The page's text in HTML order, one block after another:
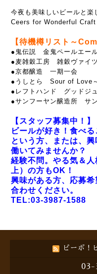
今夜も美味しいビールと楽
Ceers for Wonderful
【待機樽リスト～
●鬼伝説 金鬼ペールエー
●麦雑穀工房 雑穀ヴァイ
●京都醸造 一期一会
●うしとら Sour of Love
●レフトハンド グッドジ
●サンフーヤン醸造所 サ
【スタッフ募集中！】
ビールが好き！食べ
という方、または、
働いてみませんか？
経験不問。やる気＆
上）の方もOK！
興味がある方、応募
合わせください。
TEL:03-3987-1588
ビーボ！
03-